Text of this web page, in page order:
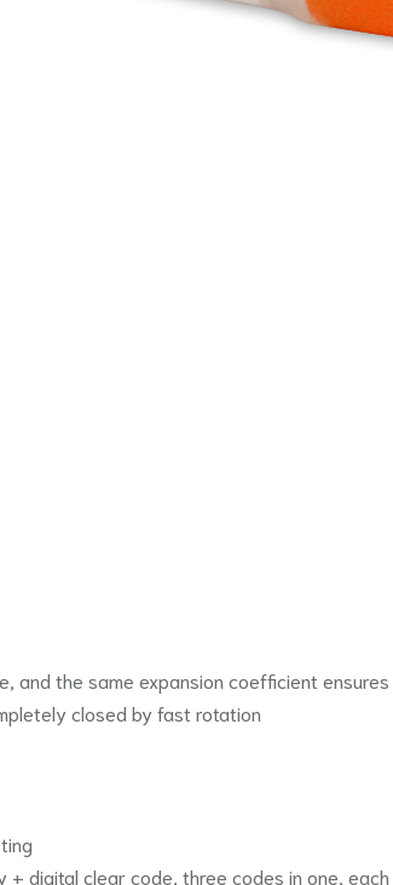
the same expansion coefficient
closed by fast rotation
clear code, three codes in one, each